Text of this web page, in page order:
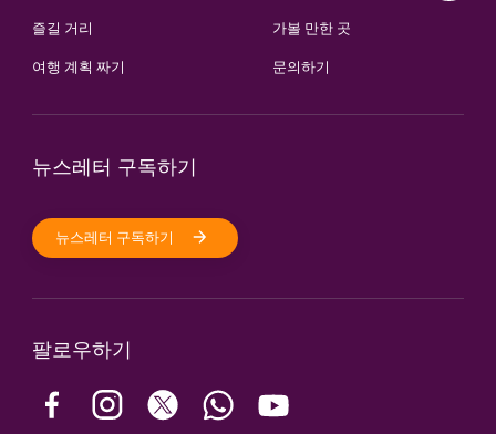
즐길 거리
여행 계획 짜기
가볼 만한 곳
문의하기
뉴스레터 구독하기
뉴스레터 구독하기
팔로우하기